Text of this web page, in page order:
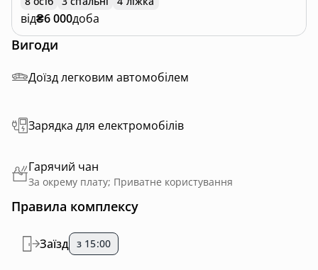
від₴6 000доба
Вигоди
Доїзд легковим автомобілем
Зарядка для електромобілів
Гарячий чан
За окрему плату; Приватне користування
Правила комплексу
Заїзд з 15:00